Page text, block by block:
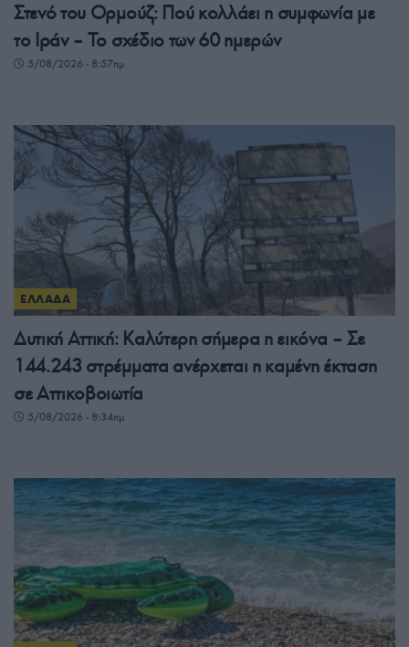
Στενό του Ορμούζ: Πού κολλάει η συμφωνία με
το Ιράν – Το σχέδιο των 60 ημερών
5/08/2026 - 8:57πμ
ΕΛΛΑΔΑ
Δυτική Αττική: Καλύτερη σήμερα η εικόνα – Σε
144.243 στρέμματα ανέρχεται η καμένη έκταση
σε Αττικοβοιωτία
5/08/2026 - 8:34πμ